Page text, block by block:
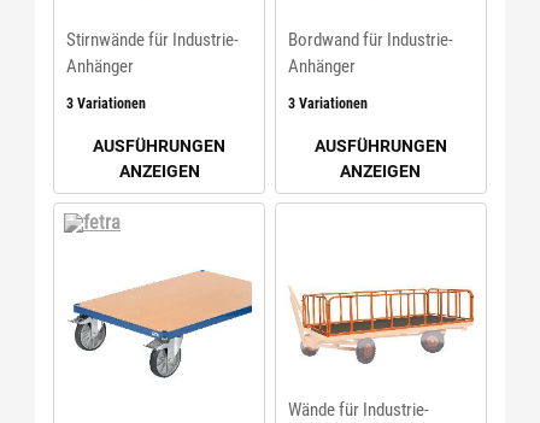
3 Variationen
AUSFÜHRUNGEN
ANZEIGEN
Stirnwände für Industrie-
Anhänger
3 Variationen
AUSFÜHRUNGEN
ANZEIGEN
Bordwand für Industrie-
Anhänger
Wände für Industrie-